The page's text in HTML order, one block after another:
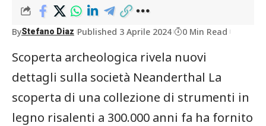
ByStefano Diaz Published 3 Aprile 2024 0 Min Read
Scoperta archeologica rivela nuovi
dettagli sulla società Neanderthal La
scoperta di una collezione di strumenti in
legno risalenti a 300.000 anni fa ha fornito